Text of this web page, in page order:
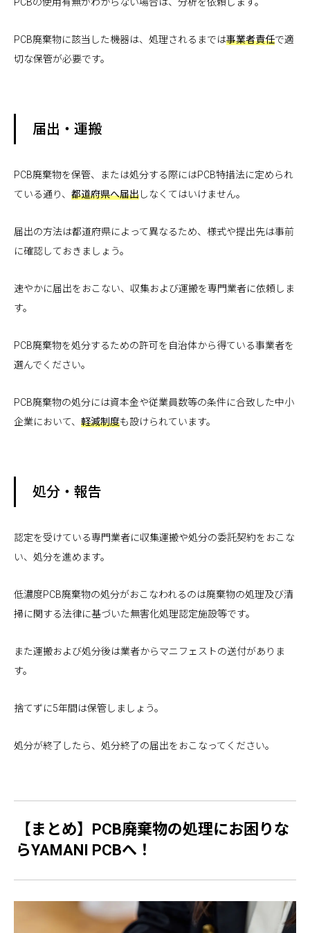
PCB廃棄物に該当した機器は、処理されるまでは事業者責任で適
切な保管が必要です。
届出・運搬
PCB廃棄物を保管、または処分する際にはPCB特措法に定められ
ている通り、 都道府県へ届出しなくてはいけません。
届出の方法は都道府県によって異なるため、様式や提出先は事前
に確認しておきましょう。
速やかに届出をおこない、収集および運搬を専門業者に依頼しま
す。
PCB廃棄物を処分するための許可を自治体から得ている事業者を
選んでください。
PCB廃棄物の処分には資本金や従業員数等の条件に合致した中小
企業において、 軽減制度も設けられています。
処分・報告
認定を受けている専門業者に収集運搬や処分の委託契約をおこな
い、処分を進めます。
低濃度PCB廃棄物の処分がおこなわれるのは廃棄物の処理及び清
掃に関する法律に基づいた無害化処理認定施設等です。
また運搬および処分後は業者からマニフェストの送付がありま
す。
捨てずに5年間は保管しましょう。
処分が終了したら、処分終了の届出をおこなってください。
【まとめ】PCB廃棄物の処理にお困りな
らYAMANI PCBへ！